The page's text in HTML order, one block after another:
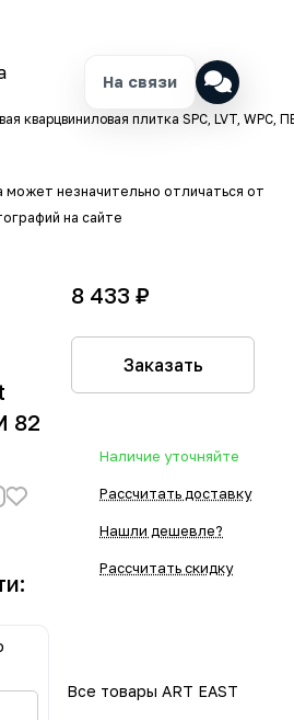
кварцвиниловая плитка SPC, LVT, WPC,
может незначительно отличаться от
на сайте
82
8 433 ₽
Заказать
Наличие уточняйте
Рассчитать доставку
Нашли дешевле?
Рассчитать скидку
Все товары ART EAST
На связи